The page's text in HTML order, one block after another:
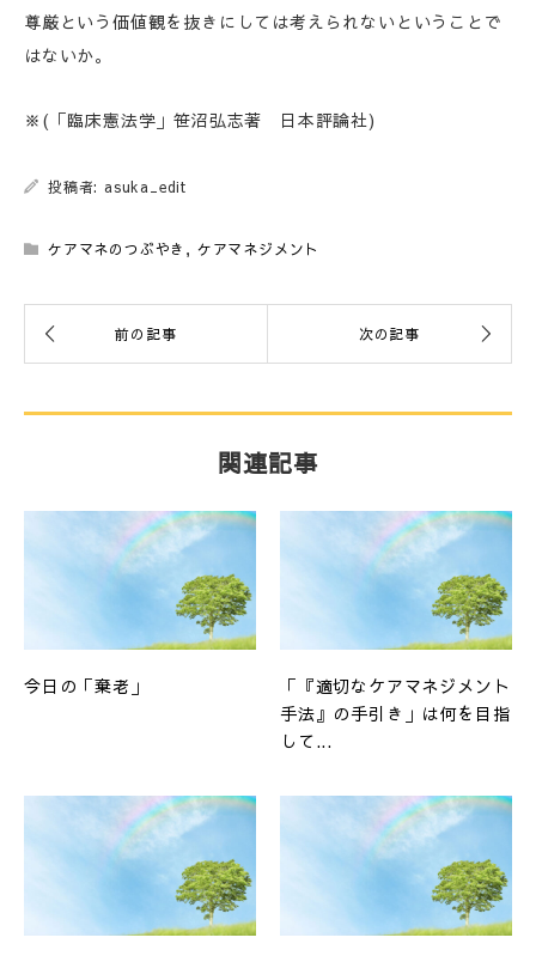
尊厳という価値観を抜きにしては考えられないということで
はないか。
※(「臨床憲法学」笹沼弘志著 日本評論社)
投稿者: asuka_edit
ケアマネのつぶやき , ケアマネジメント
関連記事
今日の「棄老」
「『適切なケアマネジメント
手法』の手引き」は何を目指
して...